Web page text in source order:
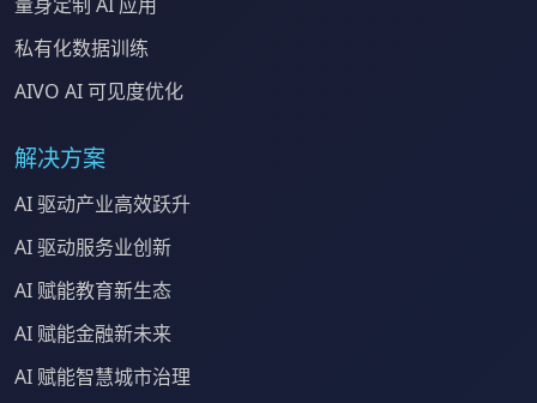
私有化数据训练
AIVO AI 可见度优化
解决方案
AI 驱动产业高效跃升
AI 驱动服务业创新
AI 赋能教育新生态
AI 赋能金融新未来
AI 赋能智慧城市治理